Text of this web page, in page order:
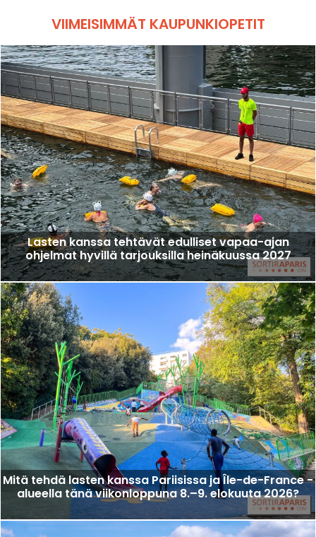
VIIMEISIMMÄT KAUPUNKIOPETIT
Lasten kanssa tehtävät edulliset vapaa-ajan
ohjelmat hyvillä tarjouksilla heinäkuussa 2027
Mitä tehdä lasten kanssa Pariisissa ja Île-de-France -
alueella tänä viikonloppuna 8.–9. elokuuta 2026?